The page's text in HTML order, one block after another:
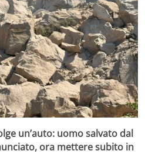
un’auto: uomo salvato dal
ora mettere subito in